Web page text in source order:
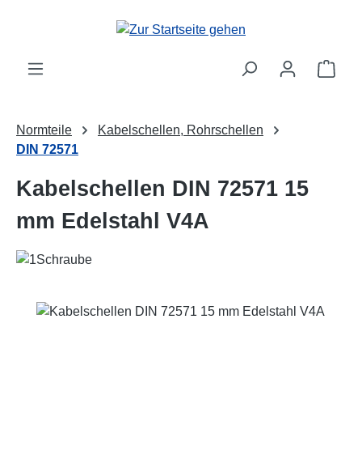
Zum Hauptinhalt springen
Normteile
Kabelschellen, Rohrschellen
DIN 72571
Kabelschellen DIN 72571 15
mm Edelstahl V4A
Bildergalerie überspringen